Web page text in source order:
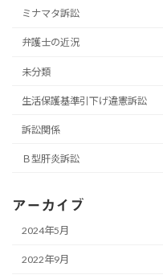
ミナマタ訴訟
弁護士の近況
未分類
生活保護基準引下げ違憲訴訟
訴訟関係
Ｂ型肝炎訴訟
アーカイブ
2024年5月
2022年9月